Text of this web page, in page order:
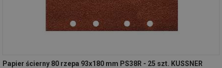
Papier ścierny 80 rzepa 93x180 mm PS38R - 25 szt. KUSSNER